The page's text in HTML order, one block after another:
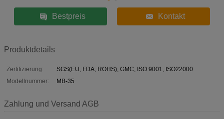
Bestpreis Kontakt
Produktdetails
Zertifizierung:
SGS(EU, FDA, ROHS), GMC, ISO 9001, ISO22000
Modellnummer:
MB-35
Zahlung und Versand AGB